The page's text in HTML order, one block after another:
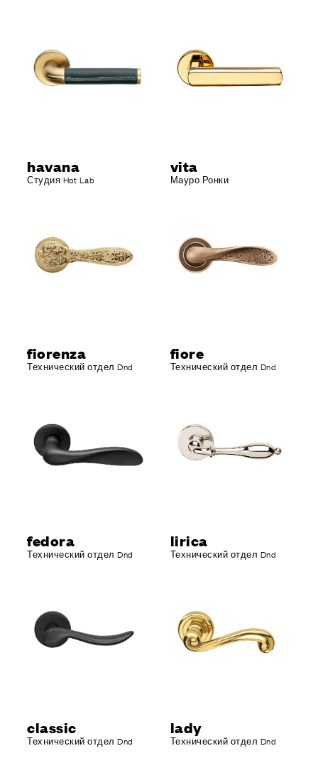
havana
Студия Hot Lab
vita
Мауро Ронки
fiorenza
Технический отдел Dnd
fiore
Технический отдел Dnd
fedora
Технический отдел Dnd
lirica
Технический отдел Dnd
classic
Технический отдел Dnd
lady
Технический отдел Dnd